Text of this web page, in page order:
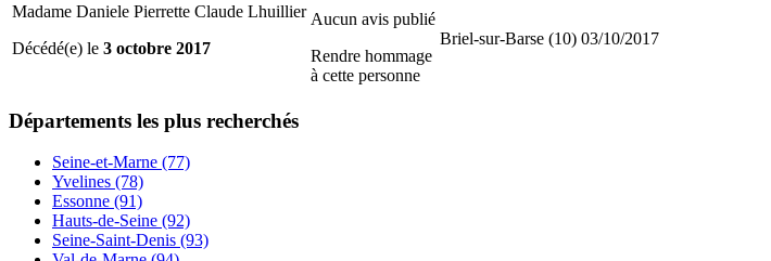
Madame Daniele Pierrette Claude Lhuillier
Décédé(e) le 3 octobre 2017
Aucun avis publié
Rendre hommage
à cette personne
Briel-sur-Barse (10) 03/10/2017
Départements les plus recherchés
Seine-et-Marne (77)
Yvelines (78)
Essonne (91)
Hauts-de-Seine (92)
Seine-Saint-Denis (93)